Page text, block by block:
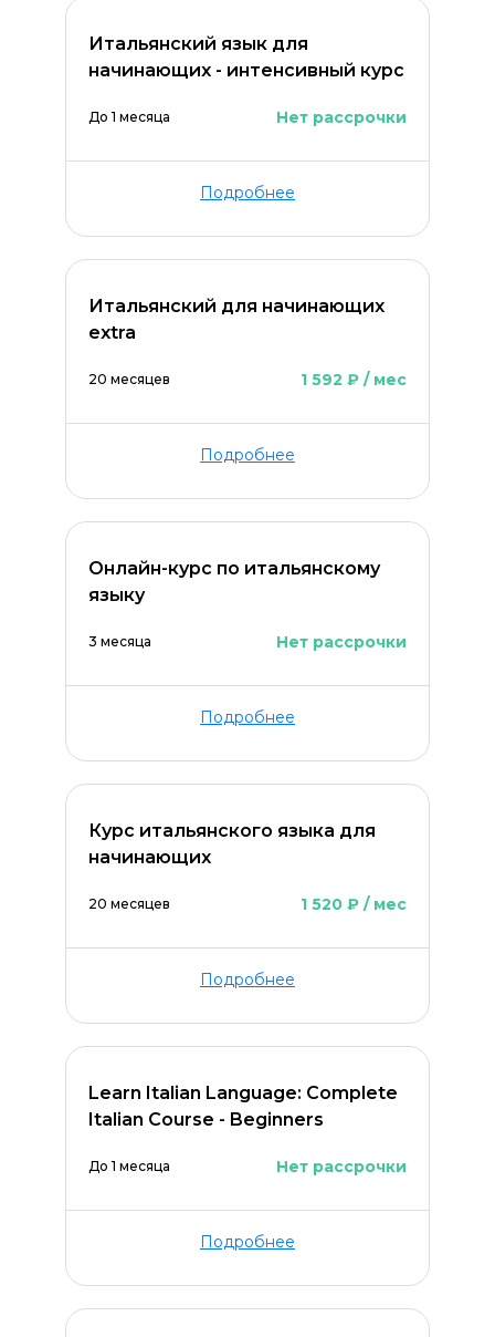
Итальянский язык для
начинающих - интенсивный курс
До 1 месяца Нет рассрочки
Подробнее
Итальянский для начинающих
extra
20 месяцев 1 592 ₽ / мес
Подробнее
Онлайн-курс по итальянскому
языку
3 месяца Нет рассрочки
Подробнее
Курс итальянского языка для
начинающих
20 месяцев 1 520 ₽ / мес
Подробнее
Learn Italian Language: Complete
Italian Course - Beginners
До 1 месяца Нет рассрочки
Подробнее